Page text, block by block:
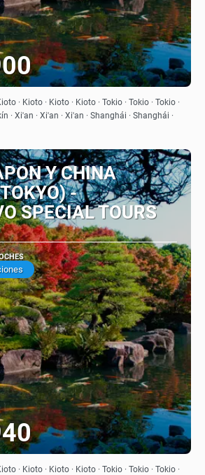
Ver
· Kioto · Kioto · Kioto · Tokio · Tokio · Tokio ·
· Xi'an · Xi'an · Xi'an · Shanghái · Shanghái ·
Y CHINA
-
SPECIAL TOURS
Ver
· Kioto · Kioto · Kioto · Tokio · Tokio · Tokio ·